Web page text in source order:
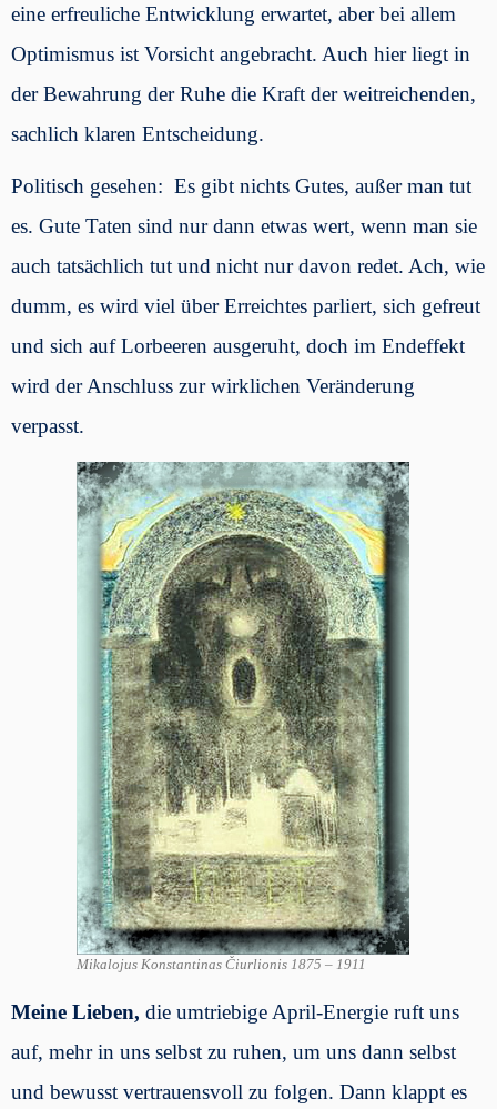
eine erfreuliche Entwicklung erwartet, aber bei allem
Optimismus ist Vorsicht angebracht. Auch hier liegt in
der Bewahrung der Ruhe die Kraft der weitreichenden,
sachlich klaren Entscheidung.
Politisch gesehen: Es gibt nichts Gutes, außer man tut
es. Gute Taten sind nur dann etwas wert, wenn man sie
auch tatsächlich tut und nicht nur davon redet. Ach, wie
dumm, es wird viel über Erreichtes parliert, sich gefreut
und sich auf Lorbeeren ausgeruht, doch im Endeffekt
wird der Anschluss zur wirklichen Veränderung
verpasst.
Mikalojus Konstantinas Čiurlionis 1875 – 1911
Meine Lieben, die umtriebige April-Energie ruft uns
auf, mehr in uns selbst zu ruhen, um uns dann selbst
und bewusst vertrauensvoll zu folgen. Dann klappt es